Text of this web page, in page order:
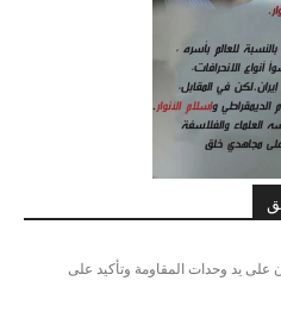
علی ید وحدات المقاومة وتأكید علی